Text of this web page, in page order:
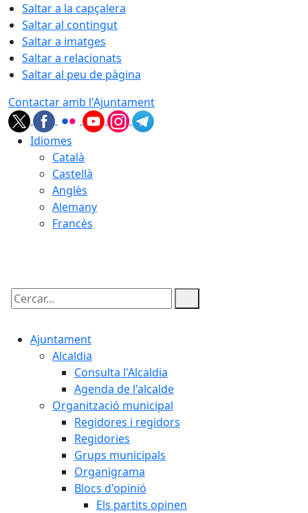
Saltar a la capçalera
Saltar al contingut
Saltar a imatges
Saltar a relacionats
Saltar al peu de pàgina
Contactar amb l'Ajuntament
Idiomes
Català
Castellà
Anglès
Alemany
Francès
Cercar:
Ajuntament
Alcaldia
Consulta l'Alcaldia
Agenda de l'alcalde
Organització municipal
Regidores i regidors
Regidories
Grups municipals
Organigrama
Blocs d'opinió
Els partits opinen